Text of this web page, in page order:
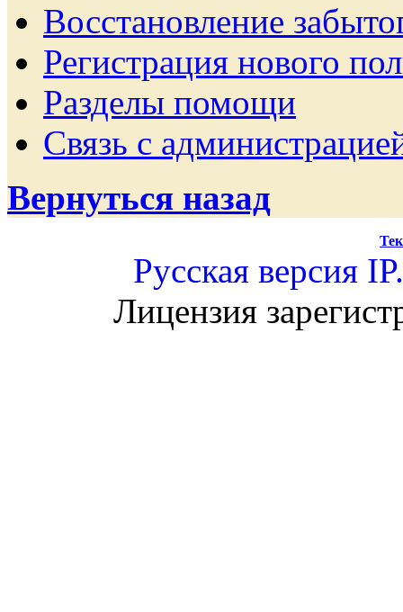
Восстановление
Регистрация нового
Разделы помощи
Связь с
Вернуться назад
Русская версия
Лицензия